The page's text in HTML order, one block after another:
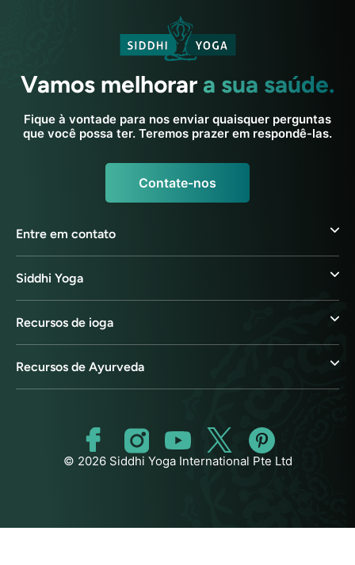
Vamos melhorar a sua saúde.
Fique à vontade para nos enviar quaisquer perguntas
que você possa ter. Teremos prazer em respondê-las.
Contate-nos
Entre em contato
Siddhi Yoga
Recursos de ioga
Recursos de Ayurveda
© 2026 Siddhi Yoga International Pte Ltd